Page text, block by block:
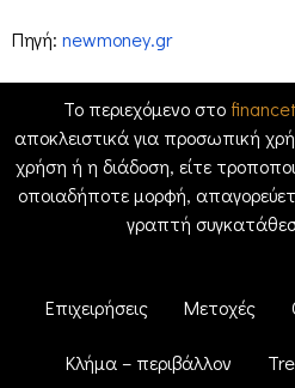
Πηγή: newmoney.gr
Το περιεχόμενο στο
αποκλειστικά για προσωπική
χρήση ή η διάδοση, είτε
οποιαδήποτε μορφή,
γραπτή
Επιχειρήσεις Μετοχές
Κλήμα – περιβάλλον